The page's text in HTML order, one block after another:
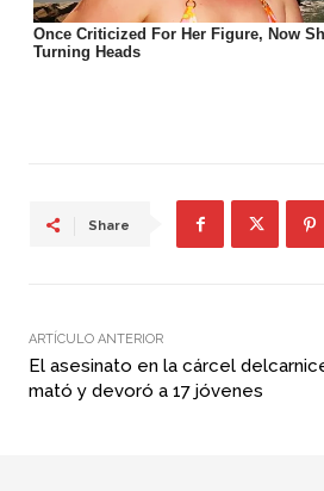
Share
ARTÍCULO ANTERIOR
El asesinato en la cárcel
mató y devoró a 17 jóvenes